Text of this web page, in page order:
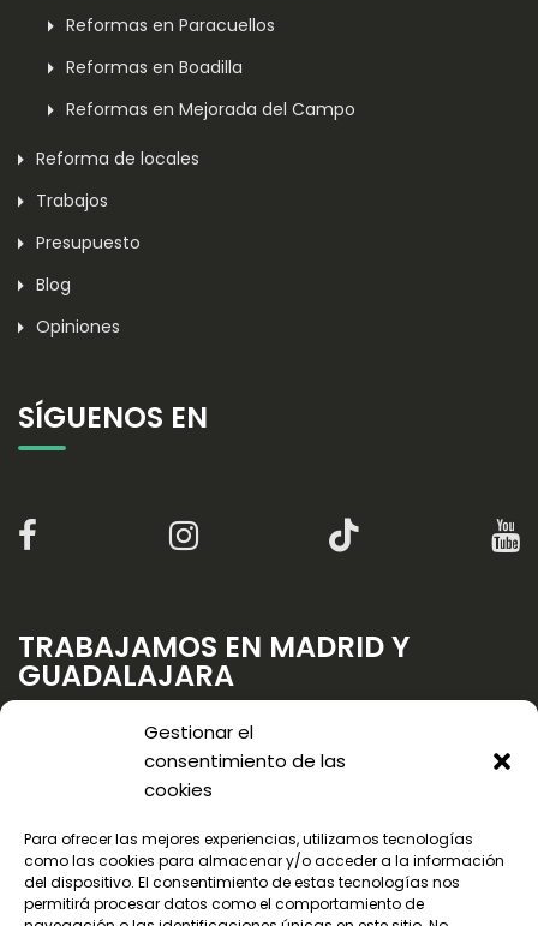
Gestionar el
consentimiento de las
cookies
Para ofrecer las mejores experiencias, utilizamos tecnologías
como las cookies para almacenar y/o acceder a la información
del dispositivo. El consentimiento de estas tecnologías nos
permitirá procesar datos como el comportamiento de
Reformas en Paracuellos
Reformas en Boadilla
Reformas en Mejorada del Campo
Reforma de locales
Trabajos
Presupuesto
Blog
Opiniones
SÍGUENOS EN
TRABAJAMOS EN MADRID Y
GUADALAJARA